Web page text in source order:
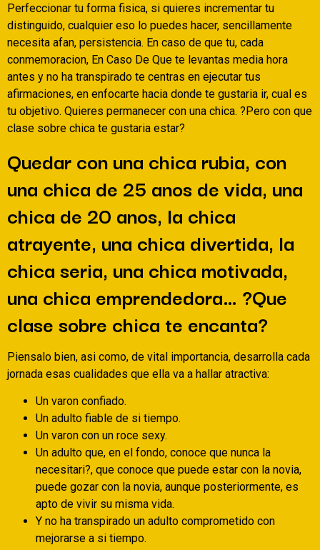
Perfeccionar tu forma fisica, si quieres incrementar tu
distinguido, cualquier eso lo puedes hacer, sencillamente
necesita afan, persistencia. En caso de que tu, cada
conmemoracion, En Caso De Que te levantas media hora
antes y no ha transpirado te centras en ejecutar tus
afirmaciones, en enfocarte hacia donde te gustaria ir, cual es
tu objetivo. Quieres permanecer con una chica. ?Pero con que
clase sobre chica te gustaria estar?
Quedar con una chica rubia, con
una chica de 25 anos de vida, una
chica de 20 anos, la chica
atrayente, una chica divertida, la
chica seria, una chica motivada,
una chica emprendedora… ?Que
clase sobre chica te encanta?
Piensalo bien, asi­ como, de vital importancia, desarrolla cada
jornada esas cualidades que ella va a hallar atractiva:
Un varon confiado.
Un adulto fiable de si tiempo.
Un varon con un roce sexy.
Un adulto que, en el fondo, conoce que nunca la
necesitari?, que conoce que puede estar con la novia,
puede gozar con la novia, aunque posteriormente, es
apto de vivir su misma vida.
Y no ha transpirado un adulto comprometido con
mejorarse a si tiempo.